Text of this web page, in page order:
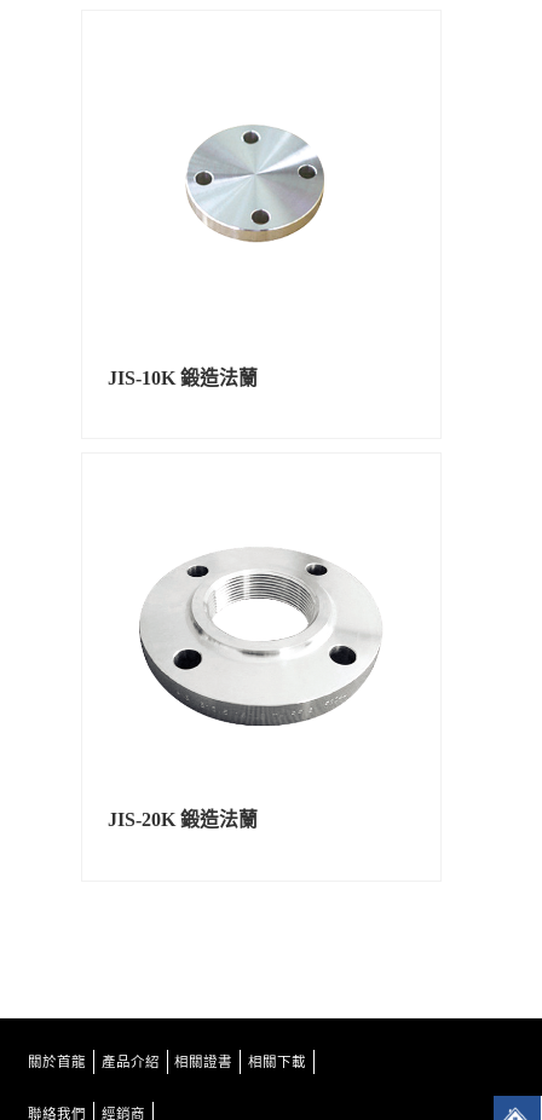
JIS-10K 鍛造法蘭
JIS-20K 鍛造法蘭
關於首龍 產品介紹 相關證書 相關下載
聯絡我們 經銷商